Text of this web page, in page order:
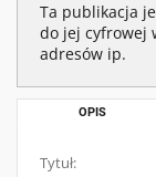
Ta publikacja
do jej cyfrowej
adresów ip.
OPIS
Tytuł: